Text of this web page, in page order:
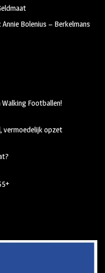
Annie Bolenius – Berkelmans
Footballen!
vermoedelijk opzet